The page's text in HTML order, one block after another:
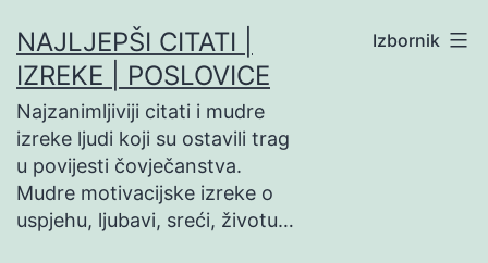
na
sadržaj
NAJLJEPŠI CITATI |
IZREKE | POSLOVICE
Najzanimljiviji citati i mudre
izreke ljudi koji su ostavili trag
u povijesti čovječanstva.
Mudre motivacijske izreke o
uspjehu, ljubavi, sreći, životu…
Izbornik